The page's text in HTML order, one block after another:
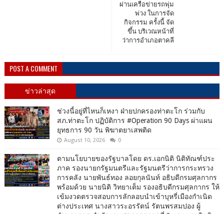
ผ่านเครือข่ายรถพุ่ม
พ่วง ในการจัด
กิจกรรม ครั้งนี้ จัด
ขึ้น บริเวณหน้าที่
ว่าการอำเภอตาคลี
POST A COMMENT
ข่าวล่าสุด
ช่วงนี้อยู่ที่ไหนก็เหงา ฝ่ายปกครองท่าตะโก ร่วมกับ
สภ.ท่าตะโก ปฏิบัติการ #Operation 90 Days ผ่าแผน
ยุทธการ 90 วัน พิฆาตยาเสพติด
August 10, 2026 0
ตามนโยบายของรัฐบาลโดย ดร.เอกนิติ นิติทัณฑ์ประ
ภาค รองนายกรัฐมนตรีและรัฐมนตรีว่าการกระทรวง
การคลัง นายพันธ์ทอง ลอยกุลนันท์ อธิบดีกรมศุลกากร
พร้อมด้วย นายนิติ วิทยาเต็ม รองอธิบดีกรมศุลกากร ให้
เข้มงวดตรวจสอบการลักลอบนำเข้าบุหรี่เมืองกำเนิด
ต่างประเทศ นางสาวระอรรัตน์ รัตนพรสมปอง ผู้